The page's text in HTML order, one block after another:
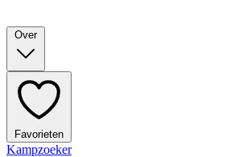
Over
Favorieten
Kampzoeker